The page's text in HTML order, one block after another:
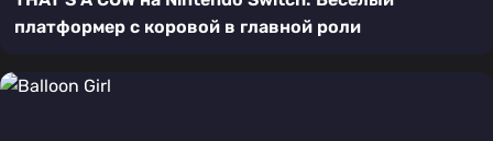
платформер с коровой в главной роли